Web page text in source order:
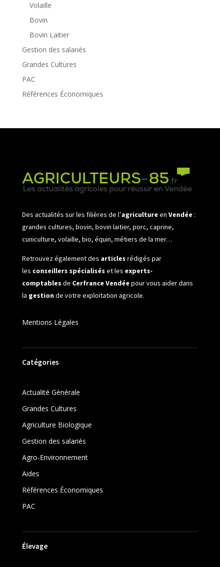
Volaille
Bovin
Bovin Laitier
Gestion des salariés
Grandes Cultures
PAC
Références Économiques
Des actualités sur les filières de l’agriculture en Vendée :
grandes cultures, bovin, bovin laitier, porc, caprine,
cuniculture, volaille, bio, équin, métiers de la mer…
Retrouvez également des articles rédigés par
les conseillers spécialisés et les experts-
comptables de Cerfrance Vendée pour vous aider dans
la gestionde votre exploitation agricole.
Mentions Légales
Catégories
Actualité Générale
Grandes Cultures
Agriculture Biologique
Gestion des salariés
Agro-Environnement
Aides
Références Économiques
PAC
Élevage